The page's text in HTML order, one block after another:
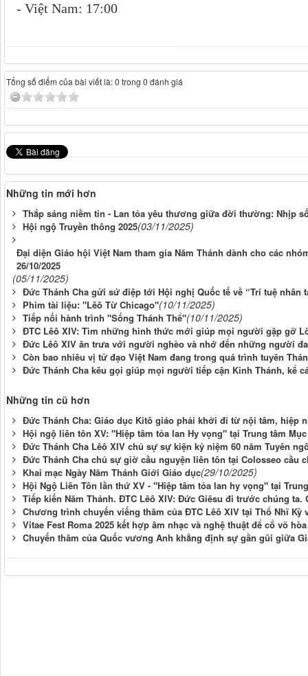
- Việt Nam: 17:00
Tổng số điểm của bài viết là: 0 trong 0 đánh giá
Những tin mới hơn
Thắp sáng niềm tin - Lan tỏa yêu thương giữa đời thường: Nhịp
Hội ngộ Truyền thông 2025(03/11/2025)
Đại diện Giáo hội Việt Nam tham gia Năm Thánh dành cho các
26/10/2025
(05/11/2025)
Đức Thánh Cha gửi sứ điệp tới Hội nghị Quốc tế về “Trí tuệ nhân
Phim tài liệu: "Lêô Từ Chicago"(10/11/2025)
Tiếp nối hành trình "Sống Thánh Thể"(10/11/2025)
ĐTC Lêô XIV: Tìm những hình thức mới giúp mọi người gặp gỡ
Đức Lêô XIV ăn trưa với người nghèo và nhớ đến những người
Còn bao nhiêu vị tử đạo Việt Nam đang trong quá trình tuyên
Đức Thánh Cha kêu gọi giúp mọi người tiếp cận Kinh Thánh, kể
Những tin cũ hơn
Đức Thánh Cha: Giáo dục Kitô giáo phải khởi đi từ nội tâm, hiệp
Hội ngộ liên tôn XV: "Hiệp tâm tỏa lan Hy vọng" tại Trung tâm
Đức Thánh Cha Lêô XIV chủ sự sự kiện kỷ niệm 60 năm Tuyên
Đức Thánh Cha chủ sự giờ cầu nguyện liên tôn tại Colosseo cầu
Khai mạc Ngày Năm Thánh Giới Giáo dục(29/10/2025)
Hội Ngộ Liên Tôn lần thứ XV - "Hiệp tâm tỏa lan hy vọng" tại
Tiếp kiến Năm Thánh. ĐTC Lêô XIV: Đức Giêsu đi trước chúng
Chương trình chuyến viếng thăm của ĐTC Lêô XIV tại Thổ Nhĩ Kỳ
Vitae Fest Roma 2025 kết hợp âm nhạc và nghệ thuật để cổ võ
Chuyến thăm của Quốc vương Anh khẳng định sự gần gũi giữa